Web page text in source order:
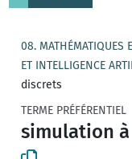
08. MATHÉMATIQUES
ET INTELLIGENCE
discrets
TERME PRÉFÉRENTIEL
simulation